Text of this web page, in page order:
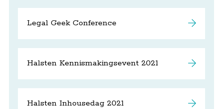
Legal Geek Conference
Halsten Kennismakingsevent 2021
Halsten Inhousedag 2021